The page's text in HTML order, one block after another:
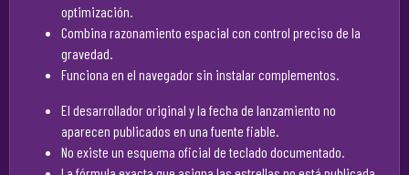
optimización.
Combina razonamiento espacial con control preciso de la
gravedad.
Funciona en el navegador sin instalar complementos.
El desarrollador original y la fecha de lanzamiento no
aparecen publicados en una fuente fiable.
No existe un esquema oficial de teclado documentado.